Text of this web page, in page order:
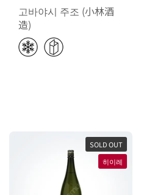
고바야시 주조 (小林酒
造)
SOLD OUT
히이레